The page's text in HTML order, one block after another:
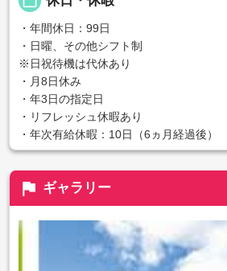
・年間休日：99日
・日曜、その他シフト制
※日祝待機は代休あり
・月8日休み
・年3日の指定日
・リフレッシュ休暇あり
・年次有給休暇：10日（6ヵ月経過後）
flag ギャラリー